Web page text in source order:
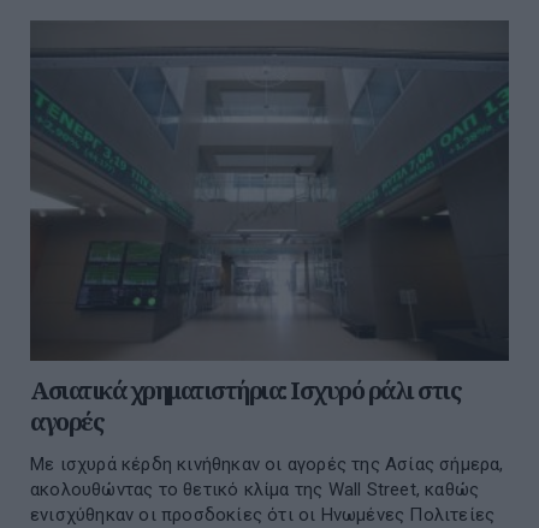
Ασιατικά χρηματιστήρια: Ισχυρό ράλι στις
αγορές
Με ισχυρά κέρδη κινήθηκαν οι αγορές της Ασίας σήμερα,
ακολουθώντας το θετικό κλίμα της Wall Street, καθώς
ενισχύθηκαν οι προσδοκίες ότι οι Ηνωμένες Πολιτείες